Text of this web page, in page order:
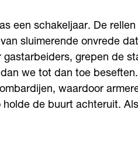
een schakeljaar. De
sluimerende onvrede
grepen de
we tot dan toe
waardoor
de buurt achteruit.